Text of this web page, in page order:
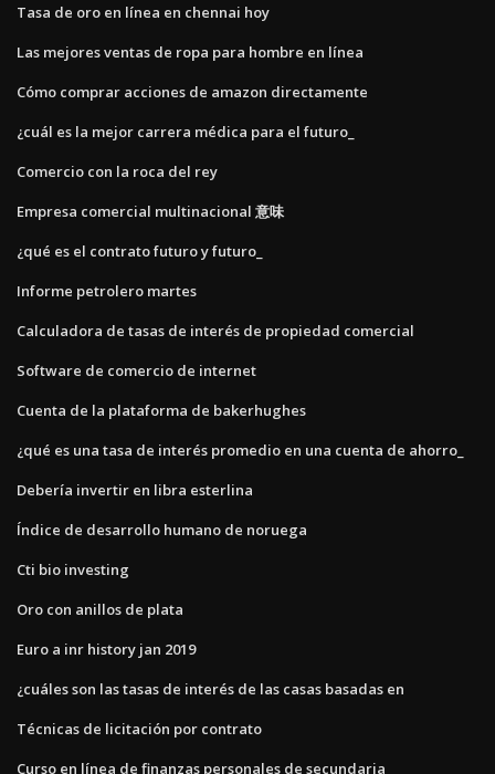
Tasa de oro en línea en chennai hoy
Las mejores ventas de ropa para hombre en línea
Cómo comprar acciones de amazon directamente
¿cuál es la mejor carrera médica para el futuro_
Comercio con la roca del rey
Empresa comercial multinacional 意味
¿qué es el contrato futuro y futuro_
Informe petrolero martes
Calculadora de tasas de interés de propiedad comercial
Software de comercio de internet
Cuenta de la plataforma de bakerhughes
¿qué es una tasa de interés promedio en una cuenta de ahorro_
Debería invertir en libra esterlina
Índice de desarrollo humano de noruega
Cti bio investing
Oro con anillos de plata
Euro a inr history jan 2019
¿cuáles son las tasas de interés de las casas basadas en
Técnicas de licitación por contrato
Curso en línea de finanzas personales de secundaria